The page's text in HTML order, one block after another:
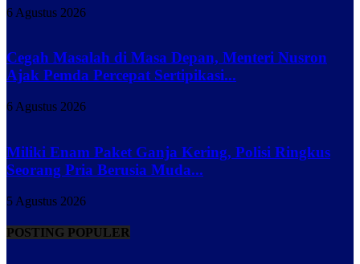
6 Agustus 2026
Cegah Masalah di Masa Depan, Menteri Nusron
Ajak Pemda Percepat Sertipikasi...
6 Agustus 2026
Miliki Enam Paket Ganja Kering, Polisi Ringkus
Seorang Pria Berusia Muda...
5 Agustus 2026
POSTING POPULER